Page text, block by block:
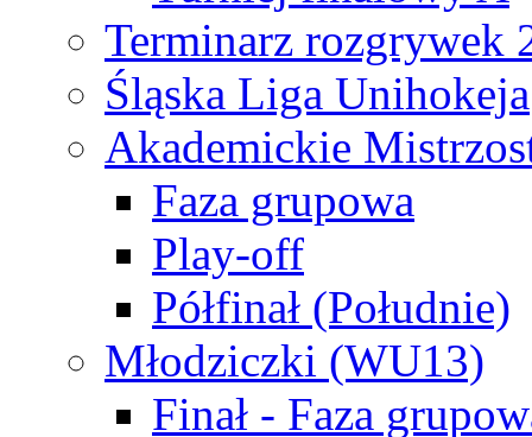
Terminarz rozgrywek
Śląska Liga Unihokeja
Akademickie
Faza grupowa
Play-off
Półfinał (Południe)
Młodziczki (WU13)
Finał - Faza